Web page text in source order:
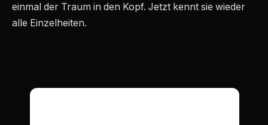
einmal der Traum in den Kopf. Jetzt kennt sie wieder
alle Einzelheiten.